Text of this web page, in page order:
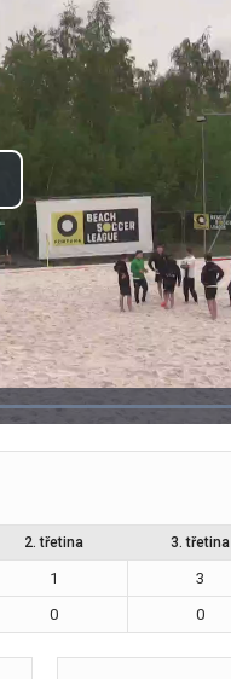
2. třetina 3. třetina
1 3
0 0